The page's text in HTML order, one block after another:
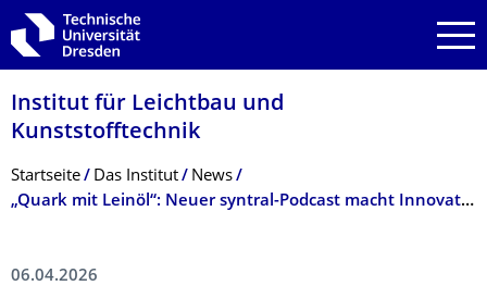
Zur Hauptnavigation springen
Zur Suche springen
Zum Inhalt springen
Institut für Leichtbau und
Kunststofftechnik
Breadcrumb-Menü
Startseite Das Institut
News
„Quark mit Leinöl“: Neuer syntral-Podcast macht Innovation und Technologietransfer in der Lausitz hörbar
06.04.2026